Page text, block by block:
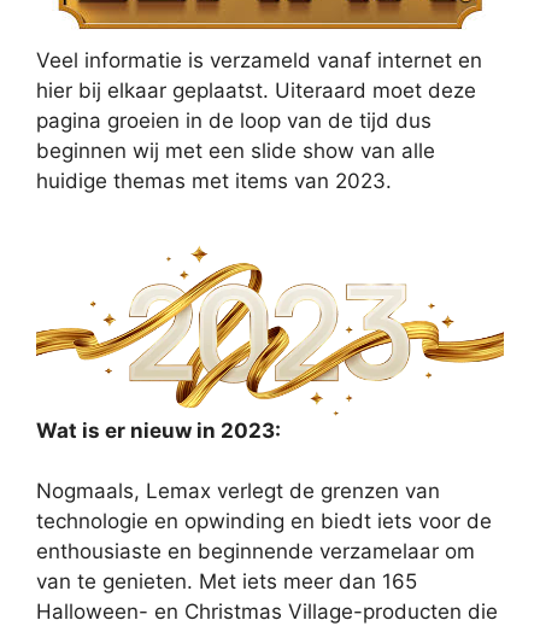
Veel informatie is verzameld vanaf internet en
hier bij elkaar geplaatst. Uiteraard moet deze
pagina groeien in de loop van de tijd dus
beginnen wij met een slide show van alle
huidige themas met items van 2023.
Wat is er nieuw in 2023:
Nogmaals, Lemax verlegt de grenzen van
technologie en opwinding en biedt iets voor de
enthousiaste en beginnende verzamelaar om
van te genieten. Met iets meer dan 165
Halloween- en Christmas Village-producten die